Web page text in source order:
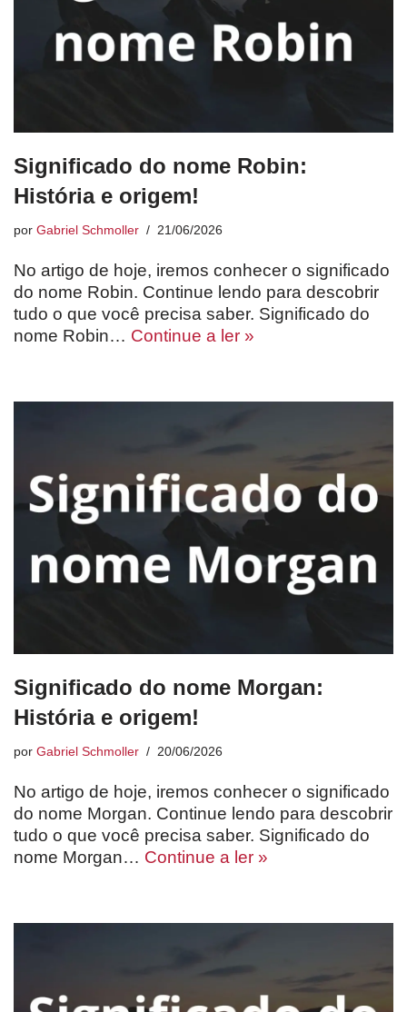
Significado do nome Robin:
História e origem!
por Gabriel Schmoller 21/06/2026
No artigo de hoje, iremos conhecer o significado
do nome Robin. Continue lendo para descobrir
tudo o que você precisa saber. Significado do
nome Robin… Continue a ler »
Significado do nome Morgan:
História e origem!
por Gabriel Schmoller 20/06/2026
No artigo de hoje, iremos conhecer o significado
do nome Morgan. Continue lendo para descobrir
tudo o que você precisa saber. Significado do
nome Morgan… Continue a ler »